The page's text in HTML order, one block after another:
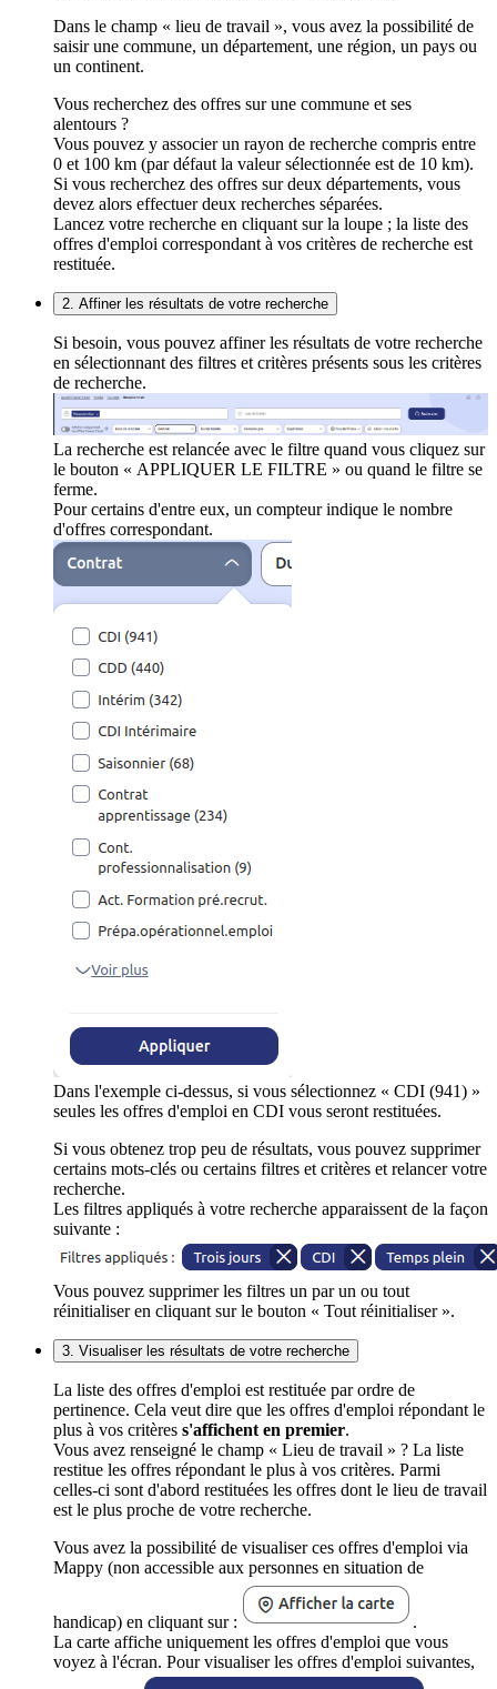
Dans le champ « lieu de travail », vous avez la possibilité de
saisir une commune, un département, une région, un pays ou
un continent.
Vous recherchez des offres sur une commune et ses
alentours ?
Vous pouvez y associer un rayon de recherche compris entre
0 et 100 km (par défaut la valeur sélectionnée est de 10 km).
Si vous recherchez des offres sur deux départements, vous
devez alors effectuer deux recherches séparées.
Lancez votre recherche en cliquant sur la loupe ; la liste des
offres d'emploi correspondant à vos critères de recherche est
restituée.
2. Affiner les résultats de votre recherche
Si besoin, vous pouvez affiner les résultats de votre recherche
en sélectionnant des filtres et critères présents sous les critères
de recherche.
La recherche est relancée avec le filtre quand vous cliquez sur
le bouton « APPLIQUER LE FILTRE » ou quand le filtre se
ferme.
Pour certains d'entre eux, un compteur indique le nombre
d'offres correspondant.
Dans l'exemple ci-dessus, si vous sélectionnez « CDI (941) »
seules les offres d'emploi en CDI vous seront restituées.
Si vous obtenez trop peu de résultats, vous pouvez supprimer
certains mots-clés ou certains filtres et critères et relancer votre
recherche.
Les filtres appliqués à votre recherche apparaissent de la façon
suivante :
Vous pouvez supprimer les filtres un par un ou tout
réinitialiser en cliquant sur le bouton « Tout réinitialiser ».
3. Visualiser les résultats de votre recherche
La liste des offres d'emploi est restituée par ordre de
pertinence. Cela veut dire que les offres d'emploi répondant le
plus à vos critères s'affichent en premier.
Vous avez renseigné le champ « Lieu de travail » ? La liste
restitue les offres répondant le plus à vos critères. Parmi
celles-ci sont d'abord restituées les offres dont le lieu de travail
est le plus proche de votre recherche.
Vous avez la possibilité de visualiser ces offres d'emploi via
Mappy (non accessible aux personnes en situation de
handicap) en cliquant sur :
.
La carte affiche uniquement les offres d'emploi que vous
voyez à l'écran. Pour visualiser les offres d'emploi suivantes,